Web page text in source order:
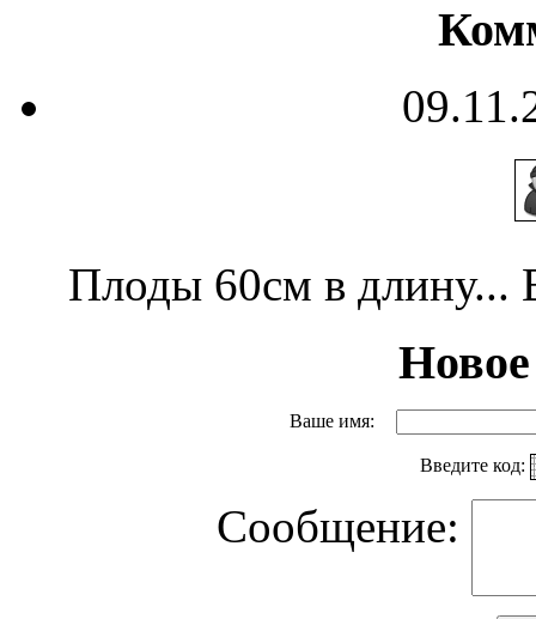
Плоды 60см в длину...
Ваше имя:
Введите код:
Сообщение: